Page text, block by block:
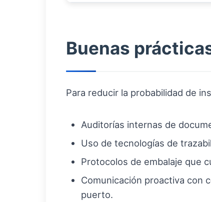
Buenas
Para reducir la probabilidad de
Auditorías internas de
Uso de tecnologías de
Protocolos de embalaje que
Comunicación proactiva con
puerto.